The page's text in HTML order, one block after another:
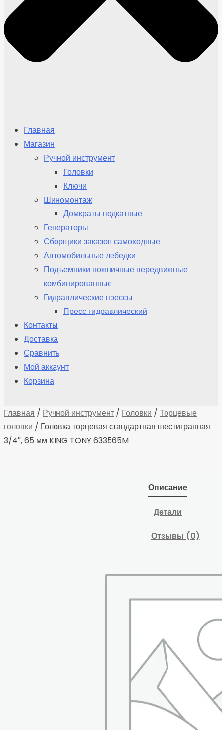
Главная
Магазин
Ручной инструмент
Головки
Ключи
Шиномонтаж
Домкраты подкатные
Генераторы
Сборщики заказов самоходные
Автомобильные лебедки
Подъемники ножничные передвижные
комбинированные
Гидравлические прессы
Пресс гидравлический
Контакты
Доставка
Сравнить
Мой аккаунт
Корзина
Главная / Ручной инструмент / Головки / Торцевые
головки / Головка торцевая стандартная шестигранная
3/4″, 65 мм KING TONY 633565M
Описание
Детали
Отзывы (0)
предназначена для
соединений.
Область применения:
Станции технического
обслуживания (СТО),
автосервисы,
автомастерские.